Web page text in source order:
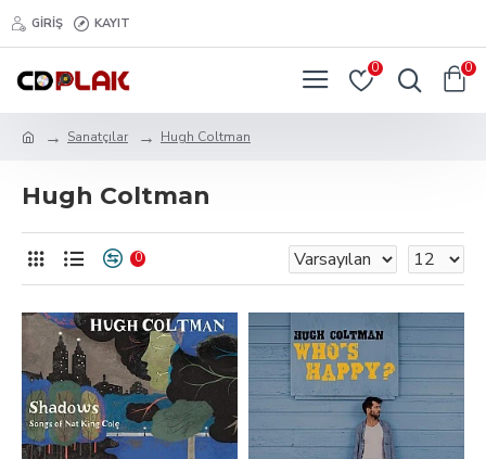
GIRIŞ KAYIT
0 0
Sanatçılar Hugh Coltman
Hugh Coltman
0